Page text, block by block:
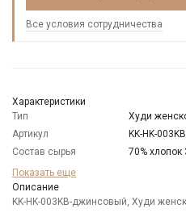
Все условия сотрудничества
Характеристики
Тип
Худи
Артикул
KK-HK-
Состав сырья
70% хлопок
Бренд
Модель
Цвет
Синий
Показать еще
Описание
KK-HK-003KB-джинсовый, Худи